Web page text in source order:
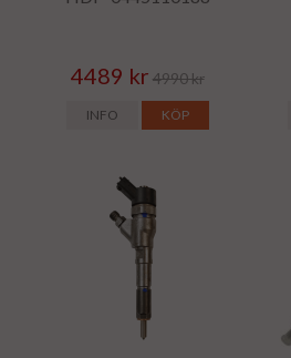
4489 kr 4990 kr
INFO KÖP